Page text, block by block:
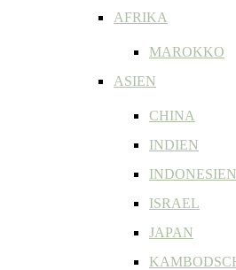
AFRIKA
MAROKKO
ASIEN
CHINA
INDIEN
INDONESIEN
ISRAEL
JAPAN